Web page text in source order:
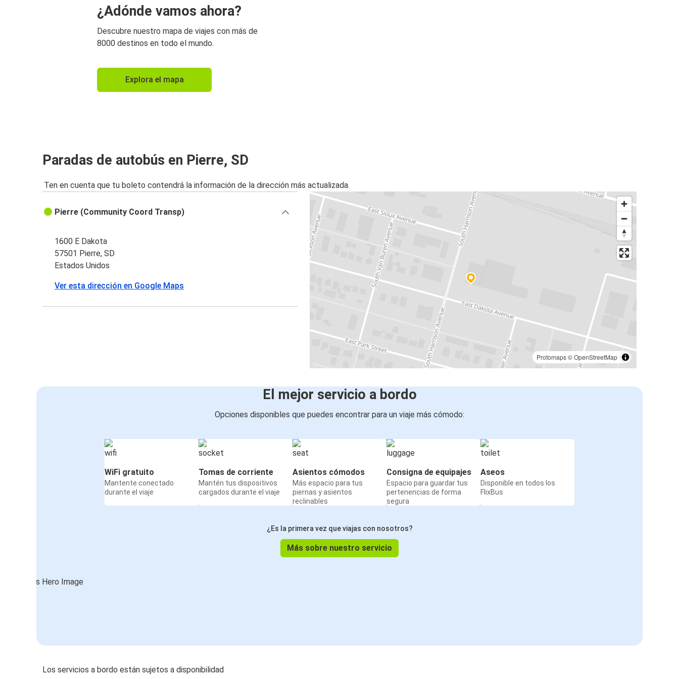
¿Adónde vamos ahora?
Descubre nuestro mapa de viajes con más de
8000 destinos en todo el mundo.
Explora el mapa
Paradas de autobús en Pierre, SD
Ten en cuenta que tu boleto contendrá la información de la dirección más actualizada.
Protomaps©OpenStreetMap
Pierre (Community Coord Transp)
1600 E Dakota
57501 Pierre, SD
Estados Unidos
Ver esta dirección en Google Maps
El mejor servicio a bordo
Opciones disponibles que puedes encontrar para un viaje más cómodo:
WiFi gratuito
Mantente conectado
durante el viaje
Tomas de corriente
Mantén tus dispositivos
cargados durante el viaje
Asientos cómodos
Más espacio para tus
piernas y asientos
reclinables
Consigna de equipajes
Espacio para guardar tus
pertenencias de forma
segura
Aseos
Disponible en todos los
FlixBus
¿Es la primera vez que viajas con nosotros?
Más sobre nuestro servicio
Los servicios a bordo están sujetos a disponibilidad